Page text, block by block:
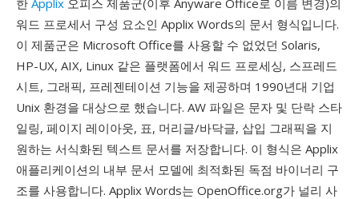
한 Applix 오피스 제품군(이후 Anyware Office로 이름 변경)의
워드 프로세서 구성 요소인 Applix Words의 문서 형식입니다.
이 제품군은 Microsoft Office를 사용할 수 없었던 Solaris,
HP-UX, AIX, Linux 같은 플랫폼에서 워드 프로세싱, 스프레드
시트, 그래픽, 프레젠테이션 기능을 제공하며 1990년대 기업
Unix 환경을 대상으로 했습니다. AW 파일은 문자 및 단락 스타
일링, 페이지 레이아웃, 표, 머리글/바닥글, 삽입 그래픽을 지
원하는 서식화된 텍스트 문서를 저장합니다. 이 형식은 Applix
애플리케이션의 내부 문서 모델에 최적화된 독점 바이너리 구
조를 사용합니다. Applix Words는 OpenOffice.org가 널리 사